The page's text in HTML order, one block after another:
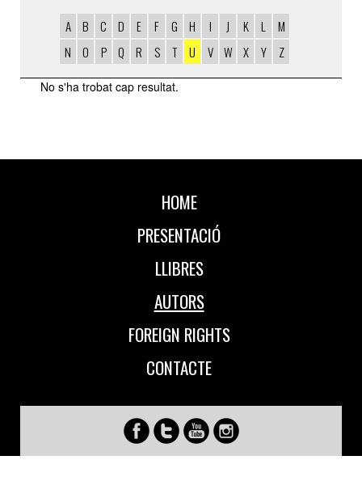
A B C D E F G H I J K L
M
N
O P Q R S T U V W X Y Z
AUTORS
No s'ha trobat cap resultat.
HOME
PRESENTACIÓ
LLIBRES
AUTORS
FOREIGN RIGHTS
CONTACTE